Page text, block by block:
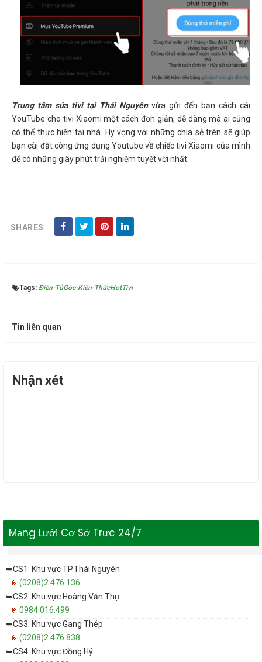
Trung tâm sửa tivi tại Thái Nguyênvừa gửi đến bạn cách cài
YouTube cho tivi Xiaomi một cách đơn giản, dễ dàng mà ai cũng
có thể thực hiện tại nhà. Hy vọng với những chia sẻ trên sẽ giúp
bạn cài đặt công ứng dụng Youtube về chiếc tivi Xiaomi của mình
để có những giây phút trải nghiệm tuyệt vời nhất.
SHARES
Tags: Điện-TửGóc-Kiến-ThứcHotTivi
Tin liên quan
Nhận xét
Mạng Lưới Cơ Sở Trực 24/7
➥CS1: Khu vực TP.Thái Nguyên
(0208)2.476.136
➥CS2: Khu vực Hoàng Văn Thụ
0984.016.499
➥CS3: Khu vực Gang Thép
(0208)2.476.838
➥CS4: Khu vực Đồng Hỷ